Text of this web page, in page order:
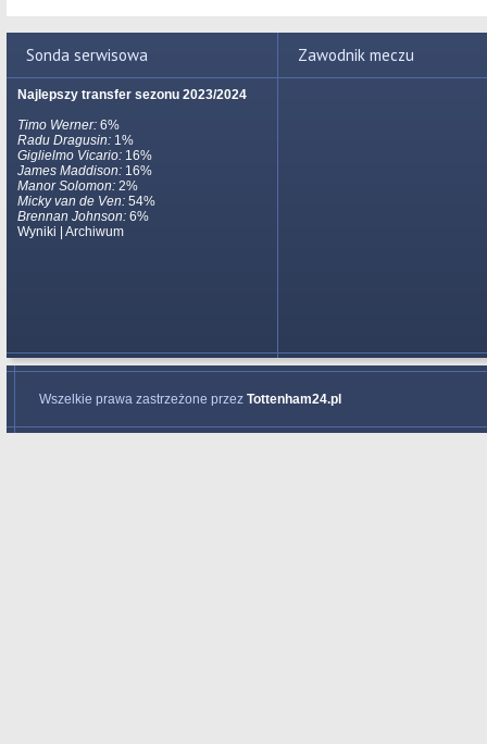
Sonda serwisowa
Najlepszy transfer sezonu 2023/2024
Timo Werner: 6%
Radu Dragusin: 1%
Giglielmo Vicario: 16%
James Maddison: 16%
Manor Solomon: 2%
Micky van de Ven: 54%
Brennan Johnson: 6%
Wyniki
Archiwum
Zawodnik meczu
Wszelkie prawa zastrzeżone przez Tottenham24.pl